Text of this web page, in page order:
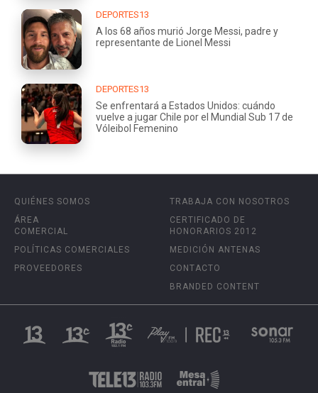
DEPORTES13
A los 68 años murió Jorge Messi, padre y
representante de Lionel Messi
DEPORTES13
Se enfrentará a Estados Unidos: cuándo
vuelve a jugar Chile por el Mundial Sub 17 de
Vóleibol Femenino
QUIÉNES SOMOS
ÁREA
COMERCIAL
POLÍTICAS COMERCIALES
PROVEEDORES
TRABAJA CON NOSOTROS
CERTIFICADO DE
HONORARIOS 2012
MEDICIÓN ANTENAS
CONTACTO
BRANDED CONTENT